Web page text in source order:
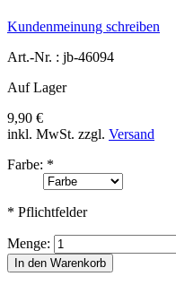
Kundenmeinung schreiben
Art.-Nr. : jb-46094
Auf Lager
9,90 €
inkl. MwSt. zzgl. Versand
Farbe: *
* Pflichtfelder
Menge:
In den Warenkorb